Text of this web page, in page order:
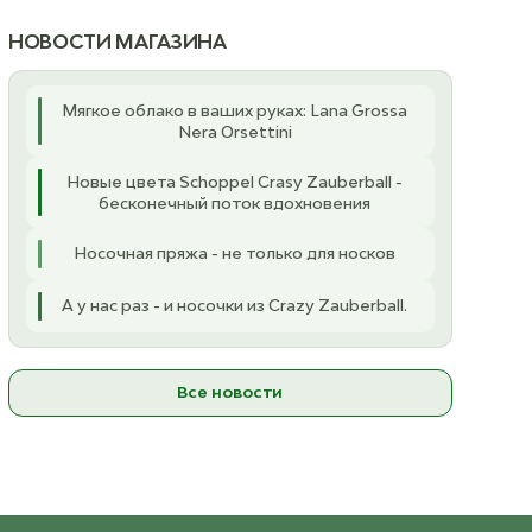
НОВОСТИ МАГАЗИНА
Мягкое облако в ваших руках: Lana Grossa
Nera Orsettini
Новые цвета Schoppel Crasy Zauberball -
бесконечный поток вдохновения
Носочная пряжа - не только для носков
А у нас раз - и носочки из Crazy Zauberball.
Все новости